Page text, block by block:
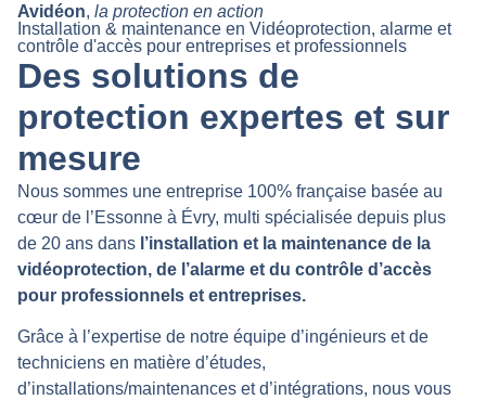
Avidéon, la protection en action
Installation & maintenance en Vidéoprotection, alarme et
contrôle d'accès pour entreprises et professionnels
Des solutions de
protection expertes et sur
mesure
Nous sommes une entreprise 100% française basée au
cœur de l’Essonne à Évry, multi spécialisée depuis plus
de 20 ans dans l’installation et la maintenance de la
vidéoprotection, de l’alarme et du contrôle d’accès
pour professionnels et entreprises.
Grâce à l’expertise de notre équipe d’ingénieurs et de
techniciens en matière d’études,
d’installations/maintenances et d’intégrations, nous vous